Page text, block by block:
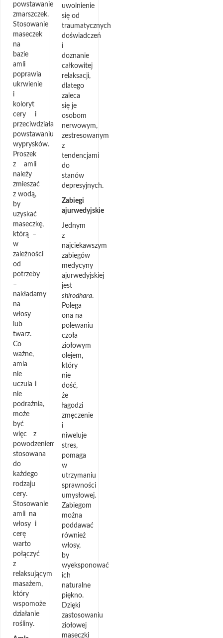
powstawanie
zmarszczek.
Stosowanie
maseczek
na
bazie
amli
poprawia
ukrwienie
i
koloryt
cery i
przeciwdziała
powstawaniu
wyprysków.
Proszek
z amli
należy
zmieszać
z wodą,
by
uzyskać
maseczkę,
którą –
w
zależności
od
potrzeby
–
nakładamy
na
włosy
lub
twarz.
Co
ważne,
amla
nie
uczula i
nie
podrażnia,
może
być
więc z
powodzeniem
stosowana
do
każdego
rodzaju
cery.
Stosowanie
amli na
włosy i
cerę
warto
połączyć
z
relaksującym
masażem,
który
wspomoże
działanie
rośliny.
uwolnienie
się od
traumatycznych
doświadczeń
i
doznanie
całkowitej
relaksacji,
dlatego
zaleca
się je
osobom
nerwowym,
zestresowanym
z
tendencjami
do
stanów
depresyjnych.
Zabiegi
ajurwedyjskie
Jednym
z
najciekawszym
zabiegów
medycyny
ajurwedyjskiej
jest
shirodhara.
Polega
ona na
polewaniu
czoła
ziołowym
olejem,
który
nie
dość,
że
łagodzi
zmęczenie
i
niweluje
stres,
pomaga
w
utrzymaniu
sprawności
umysłowej.
Zabiegom
można
poddawać
również
włosy,
by
wyeksponować
ich
naturalne
piękno.
Dzięki
zastosowaniu
ziołowej
maseczki